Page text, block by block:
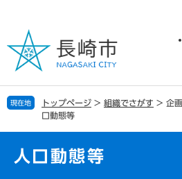
の
で
す
ー
ば
し
現在地 トップページ > 組織でさがす > 企
口動態等
人口動態等